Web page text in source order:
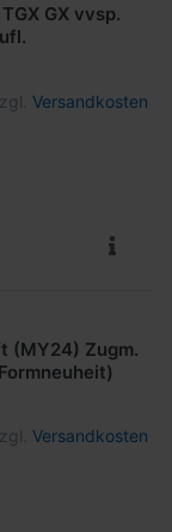
GX vvsp.
Versandkosten
(MY24) Zugm.
Versandkosten